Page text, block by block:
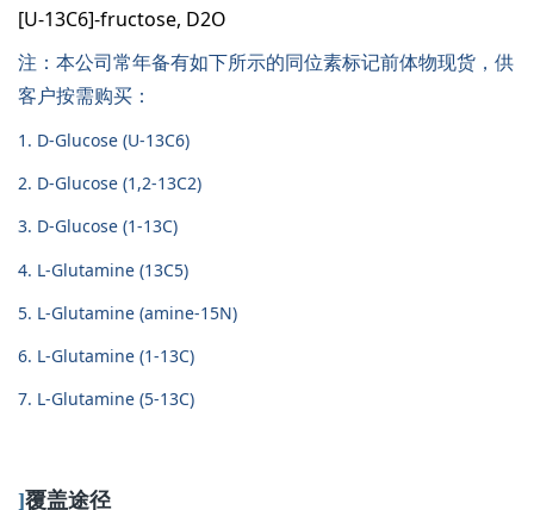
[U-13C6]-fructose, D2O
注：本公司常年备有如下所示的同位素标记前体物现货，供
客户按需购买：
1. D-Glucose (U-13C6)
2. D-Glucose (1,2-13C2)
3. D-Glucose (1-13C)
4. L-Glutamine (13C5)
5. L-Glutamine (amine-15N)
6. L-Glutamine (1-13C)
7. L-Glutamine (5-13C)
]覆盖途径